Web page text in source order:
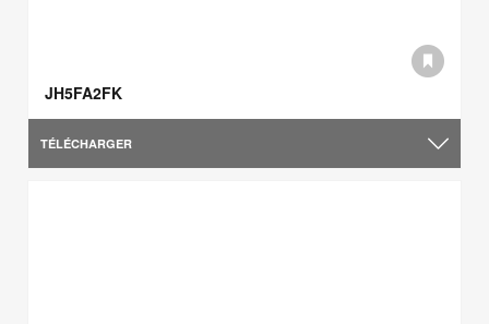
JH5FA2FK
TÉLÉCHARGER